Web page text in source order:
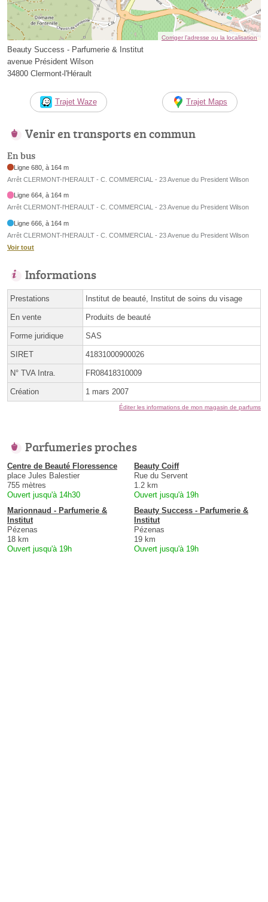
Corriger l’adresse ou la localisation
Beauty Success - Parfumerie & Institut
avenue Président Wilson
34800 Clermont-l'Hérault
Trajet Waze Trajet Maps
Venir en transports en commun
En bus
Ligne 680, à 164 m
Arrêt CLERMONT-l'HERAULT - C. COMMERCIAL - 23 Avenue du President Wilson
Ligne 664, à 164 m
Arrêt CLERMONT-l'HERAULT - C. COMMERCIAL - 23 Avenue du President Wilson
Ligne 666, à 164 m
Arrêt CLERMONT-l'HERAULT - C. COMMERCIAL - 23 Avenue du President Wilson
Voir tout
Informations
Prestations Institut de beauté, Institut de soins du visage
En vente Produits de beauté
Forme juridique SAS
SIRET 41831000900026
N° TVA Intra. FR08418310009
Création 1 mars 2007
Éditer les informations de mon magasin de parfums
Parfumeries proches
Centre de Beauté Floressence
place Jules Balestier
755 mètres
Ouvert jusqu'à 14h30
Beauty Coiff
Rue du Servent
1.2 km
Ouvert jusqu'à 19h
Marionnaud - Parfumerie &
Institut
Pézenas
18 km
Ouvert jusqu'à 19h
Beauty Success - Parfumerie &
Institut
Pézenas
19 km
Ouvert jusqu'à 19h